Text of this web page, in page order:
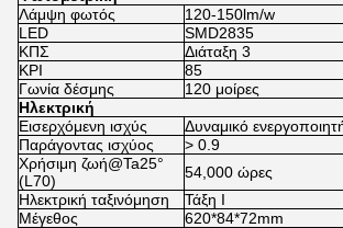
Λάμψη φωτός
120-150lm/w
LED
SMD2835
ΚΠΣ
Διάταξη 3
ΚΡΙ
85
Γωνία δέσμης
120 μοίρες
Ηλεκτρική
Εισερχόμενη ισχύς
Δυναμικό
Παράγοντας ισχύος
> 0.9
Χρήσιμη ζωή@Ta25°
(L70)
54,000 ώρες
Ηλεκτρική ταξινόμηση
Τάξη Ι
Μέγεθος
620*84*72mm